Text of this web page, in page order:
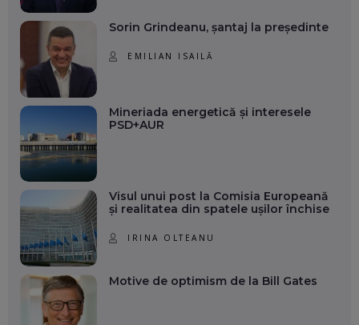
Sorin Grindeanu, șantaj la președinte
EMILIAN ISAILĂ
Mineriada energetică și interesele
PSD+AUR
Visul unui post la Comisia Europeană
și realitatea din spatele ușilor închise
IRINA OLTEANU
Motive de optimism de la Bill Gates